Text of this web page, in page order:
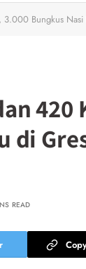
Bungkus Nasi
420
di
READ